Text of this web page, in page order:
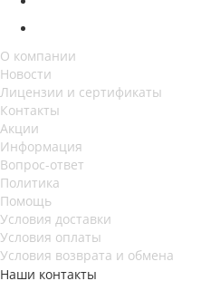
О компании
Новости
Лицензии и сертификаты
Контакты
Акции
Информация
Вопрос-ответ
Политика
Помощь
Условия доставки
Условия оплаты
Условия возврата и обмена
Наши контакты